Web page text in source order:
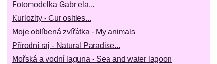
Fotomodelka Gabriela...
Kuriozity - Curiosities...
Moje oblíbená zvířátka - My animals
Přírodní ráj - Natural Paradise...
Mořská a vodní laguna - Sea and water lagoon